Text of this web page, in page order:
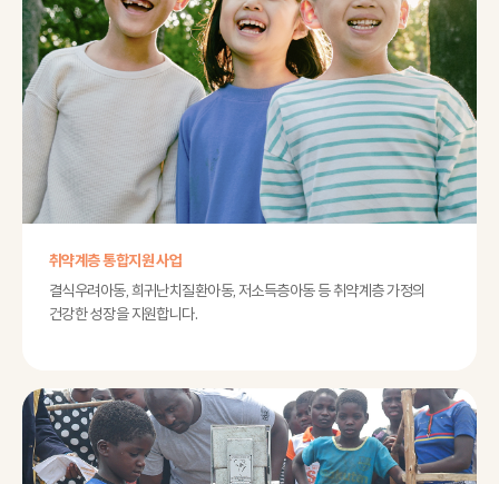
취약계층 통합지원 사업
결식우려아동, 희귀난치질환아동, 저소득층아동 등 취약계층 가정의
건강한 성장을 지원합니다.